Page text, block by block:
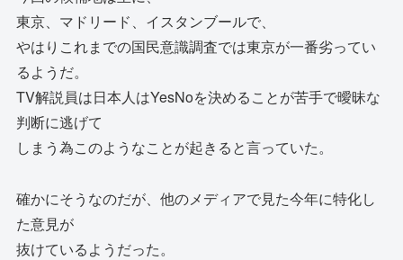
東京、マドリード、イスタンブールで、
やはりこれまでの国民意識調査では東京が一番劣ってい
るようだ。
TV解説員は日本人はYesNoを決めることが苦手で曖昧な
判断に逃げて
しまう為このようなことが起きると言っていた。
確かにそうなのだが、他のメディアで見た今年に特化し
た意見が
抜けているようだった。